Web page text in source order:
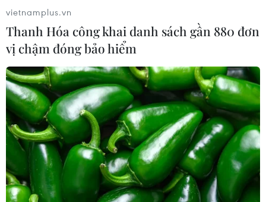
vietnamplus.vn
Thanh Hóa công khai danh sách gần 880 đơn
vị chậm đóng bảo hiểm